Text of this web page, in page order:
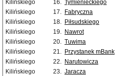
Kilińskiego
16. Tymienieckiego
Kilińskiego
17. Fabryczna
Kilińskiego
18. Piłsudskiego
Kilińskiego
19. Nawrot
Kilińskiego
20. Tuwima
Kilińskiego
21. Przystanek mBank
Kilińskiego
22. Narutowicza
Kilińskiego
23. Jaracza